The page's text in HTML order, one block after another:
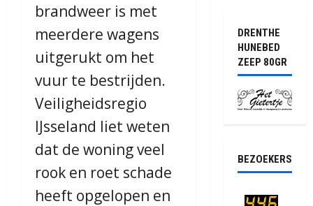
brandweer is met
meerdere wagens
uitgerukt om het
vuur te bestrijden.
Veiligheidsregio
IJsseland liet weten
dat de woning veel
rook en roet schade
heeft opgelopen en
DRENTHE
HUNEBED
ZEEP 80GR
BEZOEKERS